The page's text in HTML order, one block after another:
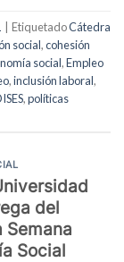
EtiquetadoCátedra
social,cohesión
social,Empleo
,inclusión laboral,
,políticas
del
Semana
Social